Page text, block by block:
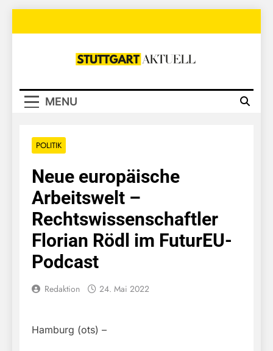
Stuttgart
MENU
POLITIK
Neue europäische
Arbeitswelt –
Rechtswissenschaftler
Florian Rödl im FuturEU-
Podcast
Redaktion 24. Mai 2022
Hamburg (ots) –